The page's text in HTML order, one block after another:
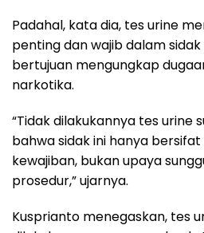
Padahal, kata dia, tes urine
penting dan wajib dalam
bertujuan mengungkap
narkotika.
“Tidak dilakukannya tes urine
bahwa sidak ini hanya
kewajiban, bukan upaya
prosedur,” ujarnya.
Kusprianto menegaskan, tes